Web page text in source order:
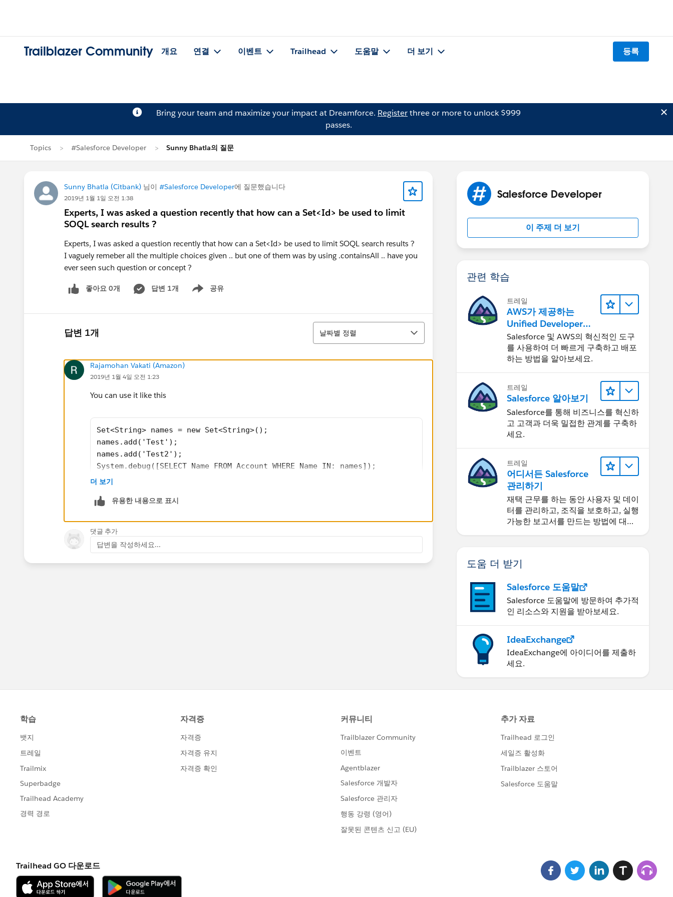
Trailblazer Community 개요 연결 이벤트 Trailhead 도움말 더 보기 등록
Bring your team and maximize your impact at Dreamforce. Registerthree or more to unlock $999
passes.
Topics #Salesforce Developer Sunny Bhatla의 질문
Sunny Bhatla (Citbank) 님이 #Salesforce Developer에 질문했습니다
2019년 1월 1일 오전 1:38
Experts, I was asked a question recently that how can a Set<Id> be used to limit
SOQL search results ?
Experts, I was asked a question recently that how can a Set<Id> be used to limit SOQL search results ?
I vaguely remeber all the multiple choices given .. but one of them was by using .containsAll .. have you
ever seen such question or concept ?
좋아요 0개 답변 1개 공유
Show menu
답변 1개
정렬
날짜별 정렬
Rajamohan Vakati (Amazon)
2019년 1월 4일 오전 1:23
You can use it like this
Set<String> names = new Set<String>();
names.add('Test');
names.add('Test2');
System.debug([SELECT Name FROM Account WHERE Name IN: names]);
Or some think like that
SET<String> cnt = new SET<String>();
for(Contact c : [Select Email From Contact]) {
         cnt.add(c.Email);
List<Contact> contactsWithValidEmail = [Select Email From Contact Where Email IN: cnt];
더 보기
유용한 내용으로 표시
댓글 추가
답변을 작성하세요...
Salesforce Developer
이 주제 더 보기
관련 학습
트레일
AWS가 제공하는
Unified Developer
Experience 둘러보기
Salesforce 및 AWS의 혁신적인 도구
를 사용하여 더 빠르게 구축하고 배포
하는 방법을 알아보세요.
트레일
Salesforce 알아보기
Salesforce를 통해 비즈니스를 혁신하
고 고객과 더욱 밀접한 관계를 구축하
세요.
트레일
어디서든 Salesforce
관리하기
재택 근무를 하는 동안 사용자 및 데이
터를 관리하고, 조직을 보호하고, 실행
가능한 보고서를 만드는 방법에 대해
도움 더 받기
Salesforce 도움말
Salesforce 도움말에 방문하여 추가적
인 리소스와 지원을 받아보세요.
IdeaExchange
IdeaExchange에 아이디어를 제출하
세요.